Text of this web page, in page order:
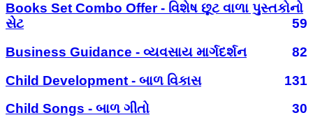
Books Set Combo Offer - વિશેષ છૂટ વાળા પુસ્તકોનો
સેટ
59
Business Guidance - વ્યવસાય માર્ગદર્શન
82
Child Development - બાળ વિકાસ
131
Child Songs - બાળ ગીતો
30